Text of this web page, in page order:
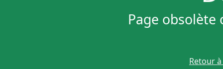
Page
Retour